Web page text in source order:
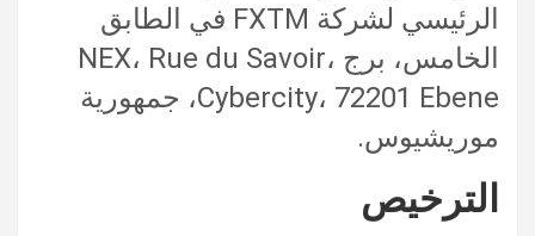
الرئيسي لشركة FXTM في الطابق
الخامس، برج NEX، Rue du Savoir،
Cybercity، 72201 Ebene، جمهورية
موريشيوس.
الترخيص